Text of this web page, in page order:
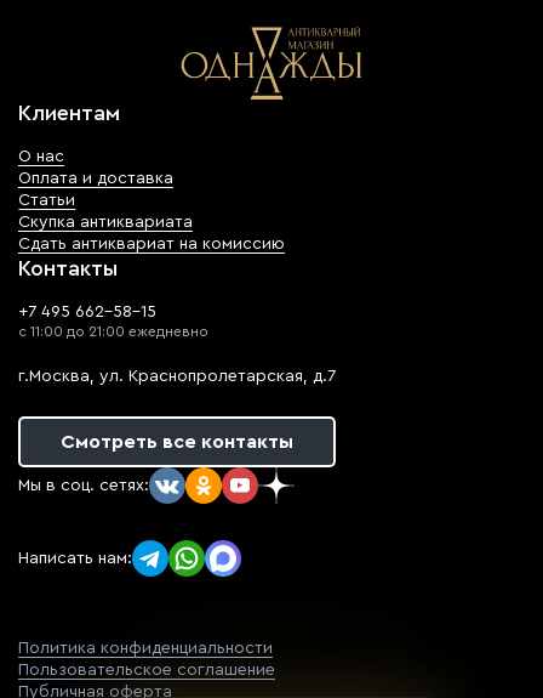
Клиентам
О нас
Оплата и доставка
Статьи
Скупка антиквариата
Сдать антиквариат на комиссию
Контакты
+7 495 662-58-15
с 11:00 до 21:00 ежедневно
г.Москва, ул. Краснопролетарская, д.7
Смотреть все контакты
Мы в соц. сетях:
Написать нам:
Политика конфиденциальности
Пользовательское соглашение
Публичная оферта